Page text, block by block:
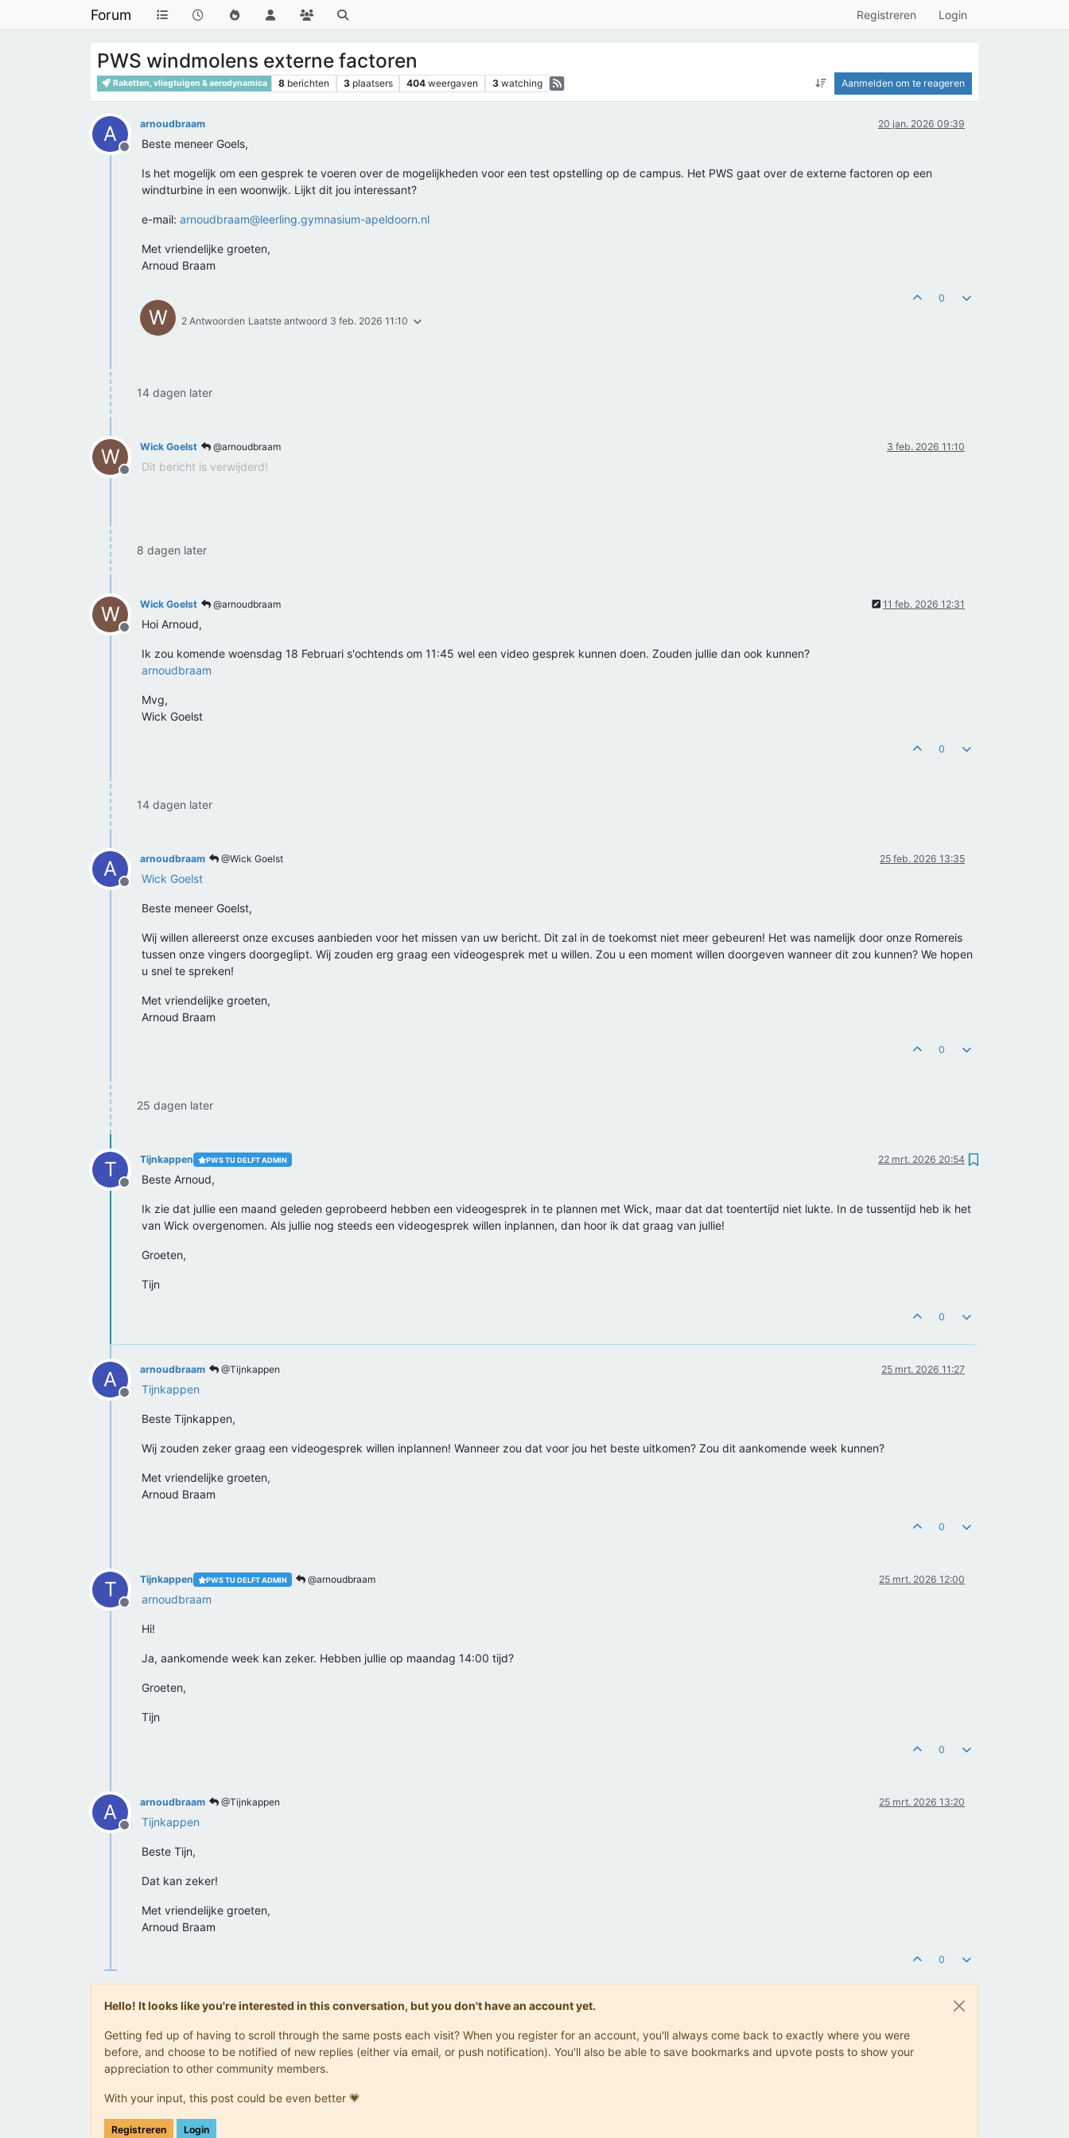
Forum Registreren Login
PWS windmolens externe factoren
Raketten, vliegtuigen & aerodynamica 8 berichten 3 plaatsers 404 weergaven 3 watching Aanmelden om te reageren
A
Offline
arnoudbraam 20 jan. 2026 09:39
Beste meneer Goels,
Is het mogelijk om een gesprek te voeren over de mogelijkheden voor een test opstelling op de campus. Het PWS gaat over de externe factoren op een
windturbine in een woonwijk. Lijkt dit jou interessant?
e-mail: arnoudbraam@leerling.gymnasium-apeldoorn.nl
Met vriendelijke groeten,
Arnoud Braam
W 2 Antwoorden Laatste antwoord 3 feb. 2026 11:10
0
14 dagen later
W
Offline
Wick Goelst @arnoudbraam 3 feb. 2026 11:10
Dit bericht is verwijderd!
8 dagen later
W
Offline
Wick Goelst @arnoudbraam 11 feb. 2026 12:31
Hoi Arnoud,
Ik zou komende woensdag 18 Februari s'ochtends om 11:45 wel een video gesprek kunnen doen. Zouden jullie dan ook kunnen?
arnoudbraam
Mvg,
Wick Goelst
0
14 dagen later
A
Offline
arnoudbraam @Wick Goelst 25 feb. 2026 13:35
Wick Goelst
Beste meneer Goelst,
Wij willen allereerst onze excuses aanbieden voor het missen van uw bericht. Dit zal in de toekomst niet meer gebeuren! Het was namelijk door onze Romereis
tussen onze vingers doorgeglipt. Wij zouden erg graag een videogesprek met u willen. Zou u een moment willen doorgeven wanneer dit zou kunnen? We hopen
u snel te spreken!
Met vriendelijke groeten,
Arnoud Braam
0
25 dagen later
T
Offline
Tijnkappen PWS TU DELFT ADMIN 22 mrt. 2026 20:54
Beste Arnoud,
Ik zie dat jullie een maand geleden geprobeerd hebben een videogesprek in te plannen met Wick, maar dat dat toentertijd niet lukte. In de tussentijd heb ik het
van Wick overgenomen. Als jullie nog steeds een videogesprek willen inplannen, dan hoor ik dat graag van jullie!
Groeten,
Tijn
0
A
Offline
arnoudbraam @Tijnkappen 25 mrt. 2026 11:27
Tijnkappen
Beste Tijnkappen,
Wij zouden zeker graag een videogesprek willen inplannen! Wanneer zou dat voor jou het beste uitkomen? Zou dit aankomende week kunnen?
Met vriendelijke groeten,
Arnoud Braam
0
T
Offline
Tijnkappen PWS TU DELFT ADMIN @arnoudbraam 25 mrt. 2026 12:00
arnoudbraam
Hi!
Ja, aankomende week kan zeker. Hebben jullie op maandag 14:00 tijd?
Groeten,
Tijn
0
A
Offline
arnoudbraam @Tijnkappen 25 mrt. 2026 13:20
Tijnkappen
Beste Tijn,
Dat kan zeker!
Met vriendelijke groeten,
Arnoud Braam
0
Hello! It looks like you're interested in this conversation, but you don't have an account yet.
Getting fed up of having to scroll through the same posts each visit? When you register for an account, you'll always come back to exactly where you were
before, and choose to be notified of new replies (either via email, or push notification). You'll also be able to save bookmarks and upvote posts to show your
appreciation to other community members.
With your input, this post could be even better 💗
Registreren Login